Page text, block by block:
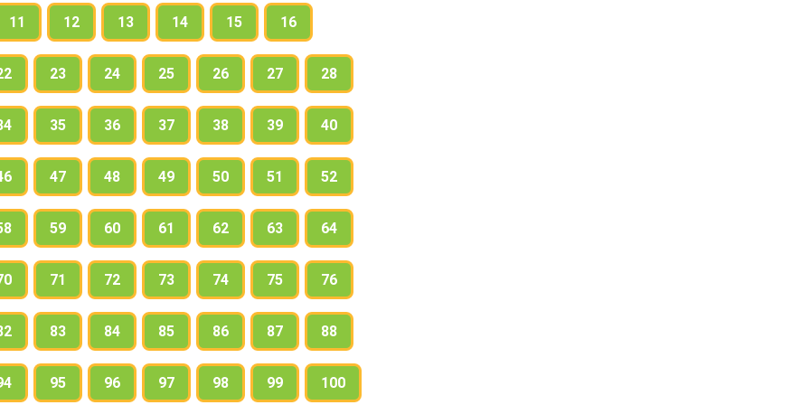
11 12 13 14 15 16
23 24 25 26 27 28
35 36 37 38 39 40
47 48 49 50 51 52
59 60 61 62 63 64
71 72 73 74 75 76
83 84 85 86 87 88
95 96 97 98 99 100